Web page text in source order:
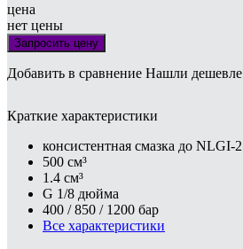
цена
нет цены
Запросить цену
Добавить в сравнение Нашли дешевле
Краткие характеристики
консистентная смазка до NLGI-2
500 см³
1.4 см³
G 1/8 дюйма
400 / 850 / 1200 бар
Все характеристики